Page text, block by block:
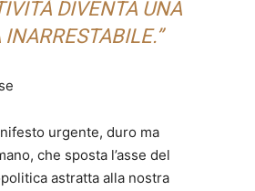
DIVENTA UNA
INARRESTABILE.”
urgente, duro ma
che sposta l’asse del
astratta alla nostra